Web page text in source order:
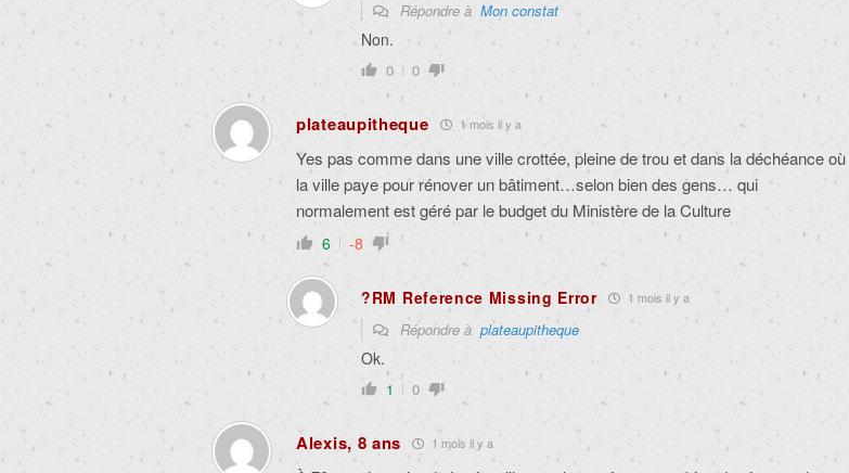
Répondre à Mon constat
Non.
0 0
plateaupitheque 1 mois il y a
Yes pas comme dans une ville crottée, pleine de trou et dans la déchéance où
la ville paye pour rénover un bâtiment…selon bien des gens… qui
normalement est géré par le budget du Ministère de la Culture
6 -8
?RM Reference Missing Error 1 mois il y a
Répondre à plateaupitheque
Ok.
1 0
Alexis, 8 ans 1 mois il y a